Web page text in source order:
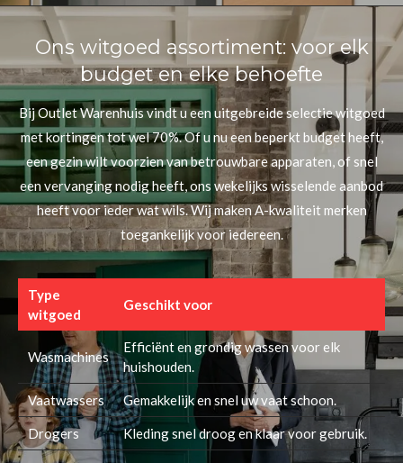
Ons witgoed assortiment: voor elk
budget en elke behoefte
Bij Outlet Warenhuis vindt u een uitgebreide selectie witgoed
met kortingen tot wel 70%. Of u nu een beperkt budget heeft,
een gezin wilt voorzien van betrouwbare apparaten, of snel
een vervanging nodig heeft, ons wekelijks wisselende aanbod
heeft voor ieder wat wils. Wij maken A-kwaliteit merken
toegankelijk voor iedereen.
Type
witgoed
Geschikt voor
Wasmachines
Efficiënt en grondig wassen voor elk
huishouden.
Vaatwassers Gemakkelijk en snel uw vaat schoon.
Drogers Kleding snel droog en klaar voor gebruik.